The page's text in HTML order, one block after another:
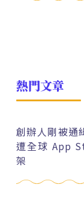
熱門文章
創辦人剛被
遭全球 App
架